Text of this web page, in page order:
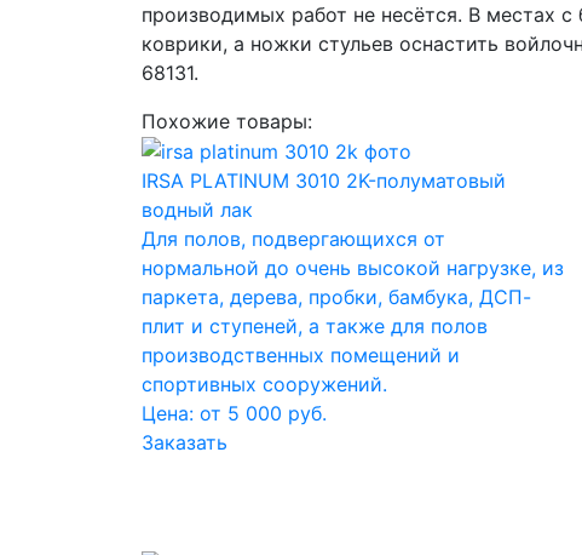
производимых работ не несётся. В местах
коврики, а ножки стульев оснастить
68131.
Похожие товары:
IRSA PLATINUM 3010 2K-полуматовый
водный лак
Для полов, подвергающихся от
нормальной до очень высокой нагрузке, из
паркета, дерева, пробки, бамбука, ДСП-
плит и ступеней, а также для полов
производственных помещений и
спортивных сооружений.
Цена: от 5 000 руб.
Заказать